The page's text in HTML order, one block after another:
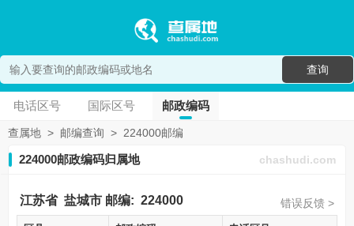
查询
电话区号 国际区号 邮政编码
查属地 > 邮编查询 > 224000邮编
224000邮政编码归属地 chashudi.com
江苏省 盐城市 邮编: 224000 错误反馈 >